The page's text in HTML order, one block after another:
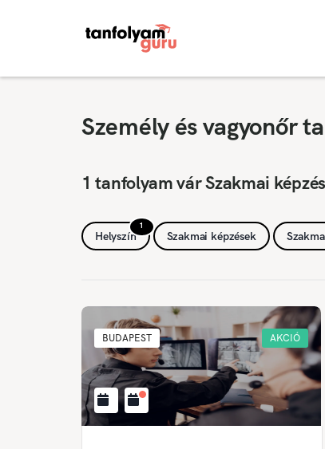
Személy és vagyonőr
1 tanfolyam vár Szakmai
1
Helyszín Szakmai képzések
BUDAPEST AKCIÓ